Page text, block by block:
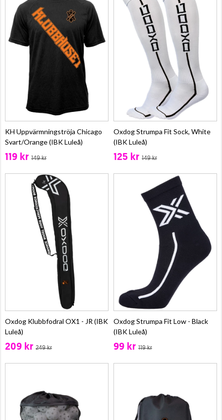
KH Uppvärmningströja Chicago
Svart/Orange (IBK Luleå)
119 kr 149 kr
Oxdog Strumpa Fit Sock, White
(IBK Luleå)
125 kr 149 kr
Oxdog Klubbfodral OX1 - JR (IBK
Luleå)
209 kr 249 kr
Oxdog Strumpa Fit Low - Black
(IBK Luleå)
99 kr 119 kr